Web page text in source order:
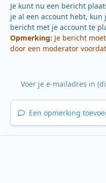
Je kunt nu een bericht
je al een account hebt, kun
bericht met je account te
Opmerking: Je bericht
door een moderator
Een opmerking